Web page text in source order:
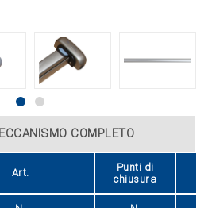
COMPLETO
Art.
Punti di
chiusura